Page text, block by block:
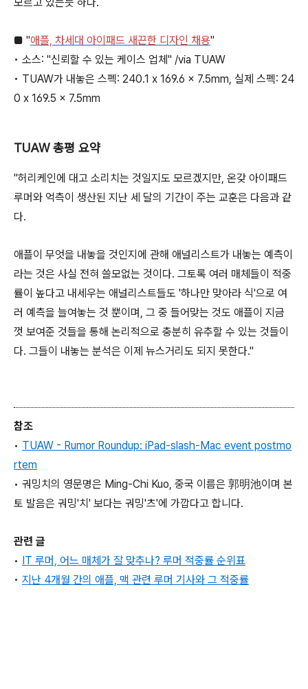
■ "애플, 차세대 아이패드 새끈한 디자인 채용"
• 소스: "신뢰할 수 있는 케이스 업체" /via TUAW
• TUAW가 내놓은 스펙: 240.1 x 169.6 x 7.5mm, 실제 스펙: 24
0 x 169.5 x 7.5mm
TUAW 총평 요약
"허리케인에 대고 소리치는 것일지도 모르겠지만, 온갖 아이패드
루머와 억측이 생산된 지난 세 달의 기간이 주는 교훈은 다음과 같
다.
애플이 무엇을 내놓을 것인지에 관해 애널리스트가 내놓는 예측이
라는 것은 사실 전혀 쓸모없는 것이다. 그토록 여러 매체들이 적중
률이 높다고 내세우는 애널리스트들도 '하나만 맞아라 식'으로 여
러 예측을 늘여놓는 것 뿐이며, 그 중 들어맞는 것도 애플이 지금
껏 보여준 것들을 통해 논리적으로 충분히 유추할 수 있는 것들이
다. 그들이 내놓는 분석은 이제 뉴스거리도 되지 못한다."
참조
• TUAW - Rumor Roundup: iPad-slash-Mac event postmo
rtem
• 궈밍치의 영문명은 Ming-Chi Kuo, 중국 이름은 郭明池이며 본
토 발음은 궈밍'치' 보다는 궈밍'츠'에 가깝다고 합니다.
관련 글
• IT 루머, 어느 매체가 잘 맞추나? 루머 적중률 순위표
• 지난 4개월 간의 애플, 맥 관련 루머 기사와 그 적중률